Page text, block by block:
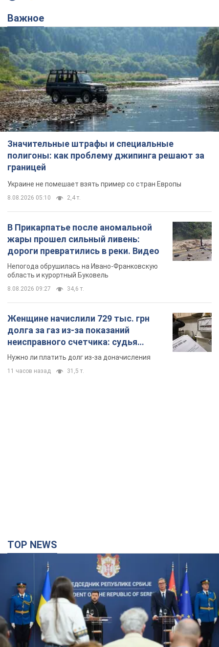
Важное
Значительные штрафы и специальные
полигоны: как проблему джипинга решают за
границей
Украине не помешает взять пример со стран Европы
8.08.2026 05:10 2,4 т.
В Прикарпатье после аномальной
жары прошел сильный ливень:
дороги превратились в реки. Видео
Непогода обрушилась на Ивано-Франковскую
область и курортный Буковель
8.08.2026 09:27 34,6 т.
Женщине начислили 729 тыс. грн
долга за газ из-за показаний
неисправного счетчика: судья
вынес неожиданное решение
Нужно ли платить долг из-за доначисления
11 часов назад 31,5 т.
TOP NEWS